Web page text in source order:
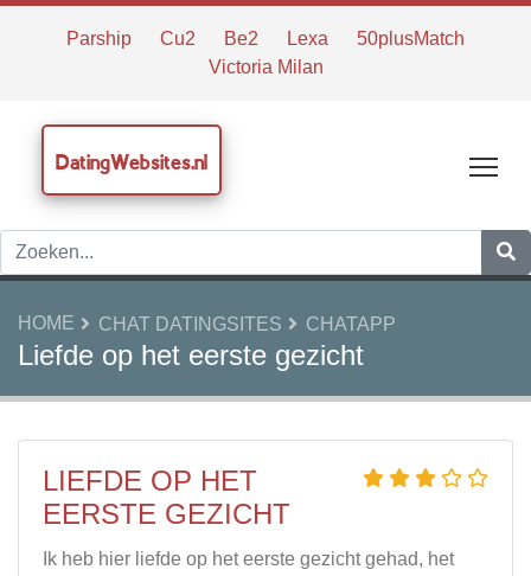
Parship Cu2 Be2 Lexa
50plusMatch
Victoria Milan
DatingWebsites.nl
HOME CHAT DATINGSITES CHATAPP
Liefde op het eerste gezicht
LIEFDE OP HET
EERSTE GEZICHT
Ik heb hier liefde op het eerste gezicht gehad, het